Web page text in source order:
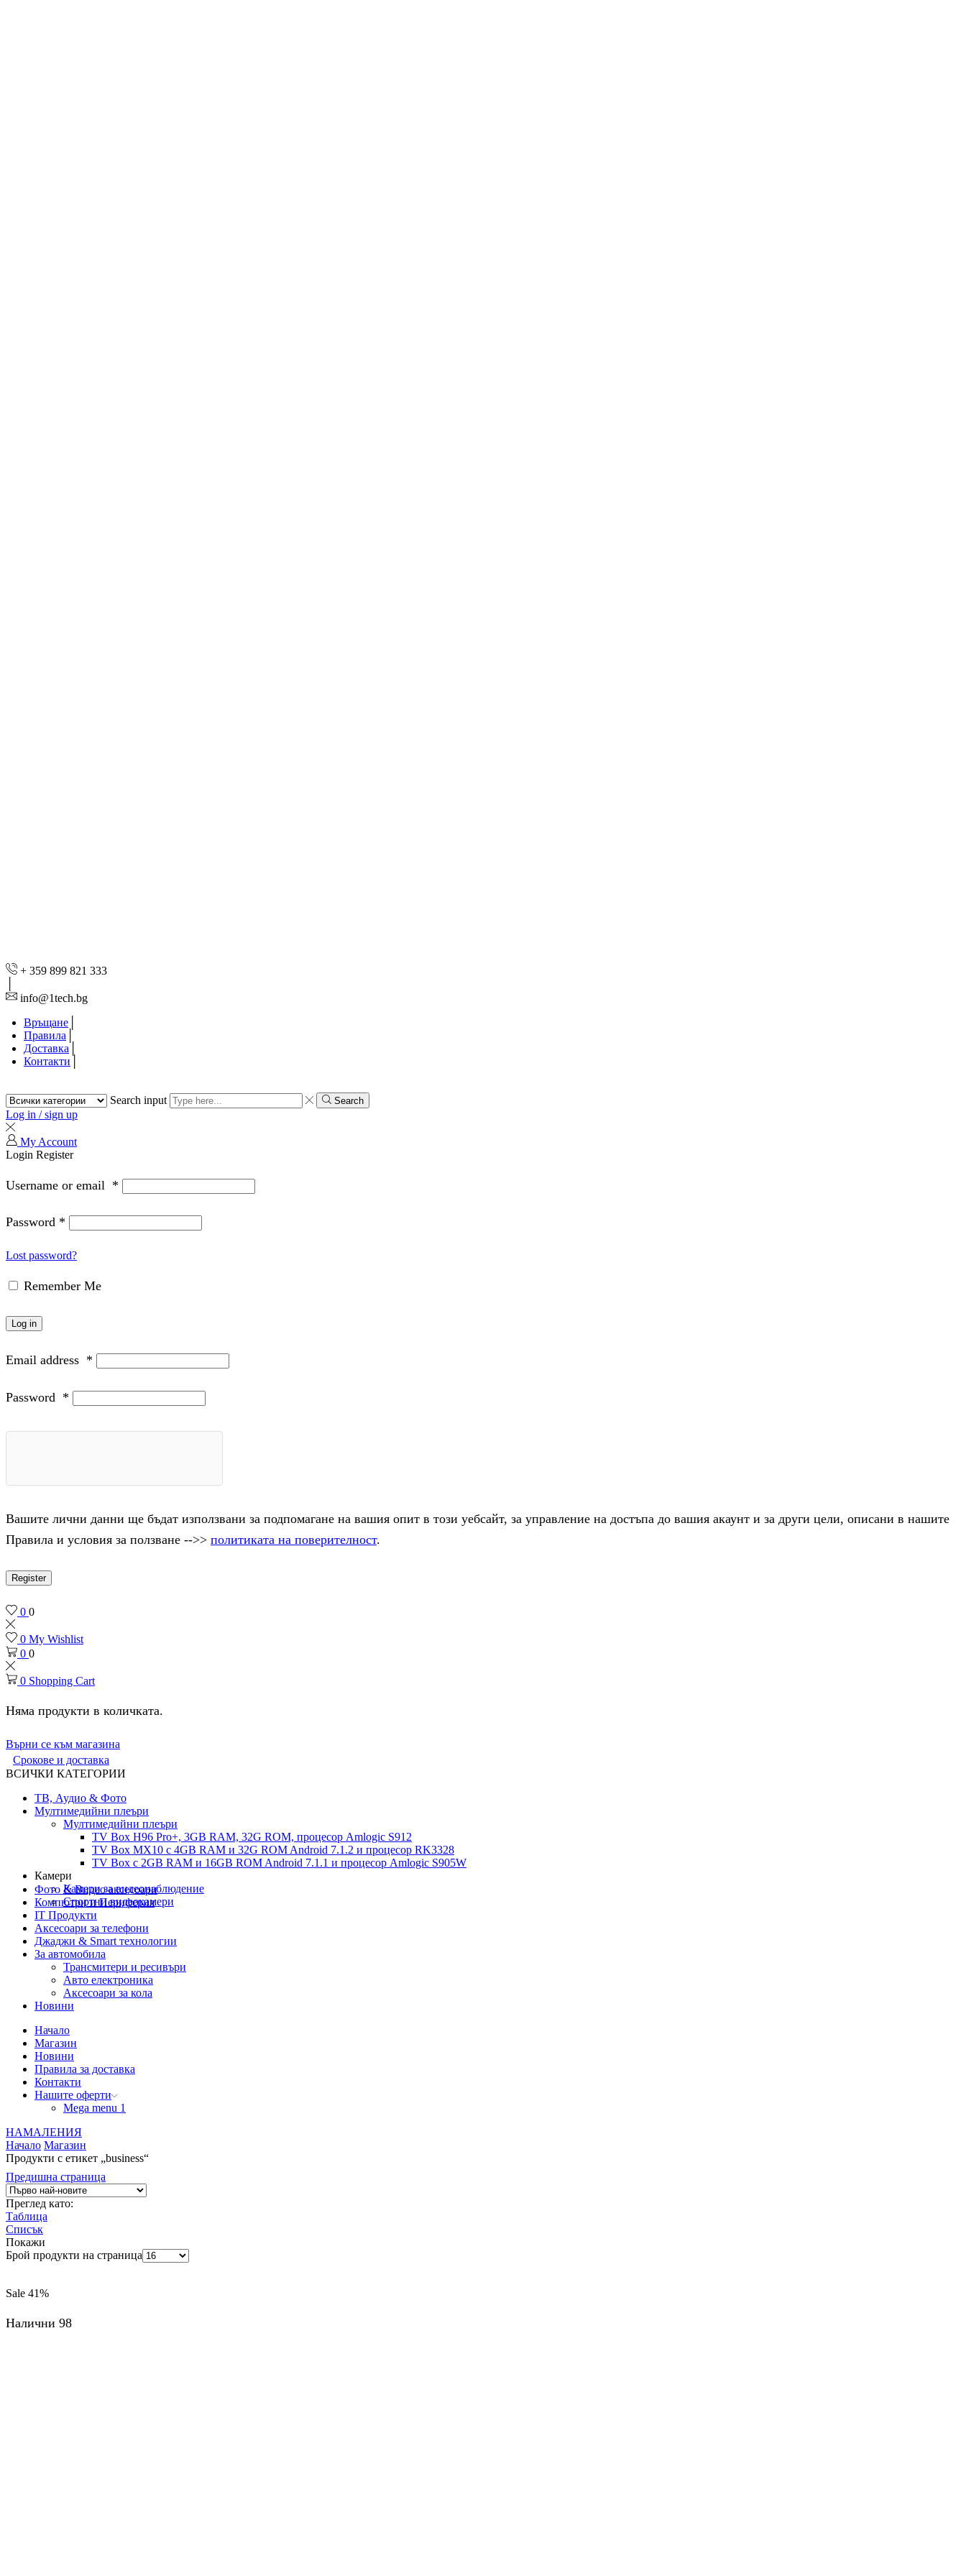
+ 359 899 821 333
info@1tech.bg
Връщане
Правила
Доставка
Контакти
Search input Search
Log in / sign up
My Account
Login Register
Username or email *
Password *
Lost password?
Remember Me
Log in
Email address *
Password *
Вашите лични данни ще бъдат използвани за подпомагане на вашия опит в този уебсайт, за управление на достъпа до вашия акаунт и за други цели, описани в нашите
Правила и условия за ползване -->> политиката на поверителност.
Register
0 0
0 My Wishlist
0 0
0 Shopping Cart
Няма продукти в количката.
Върни се към магазина
Срокове и доставка
ВСИЧКИ КАТЕГОРИИ
ТВ, Аудио & Фото
Мултимедийни плеъри
Мултимедийни плеъри
TV Box H96 Pro+, 3GB RAM, 32G ROM, процесор Amlogic S912
TV Box MX10 с 4GB RAM и 32G ROM Android 7.1.2 и процесор RK3328
TV Box с 2GB RAM и 16GВ ROM Android 7.1.1 и процесор Amlogic S905W
Камери
Камери за видеонаблюдение
Спортни видеокамери
Фото & Видео аксесоари
Компютри и Периферия
IT Продукти
Аксесоари за телефони
Джаджи & Smart технологии
За автомобила
Трансмитери и ресивъри
Авто електроника
Аксесоари за кола
Новини
Начало
Магазин
Новини
Правила за доставка
Контакти
Нашите оферти
Mega menu 1
НАМАЛЕНИЯ
Начало Магазин
Продукти с етикет „business“
Предишна страница
Преглед като:
Таблица
Списък
Покажи
Брой продукти на страница
Sale 41%
Налични 98